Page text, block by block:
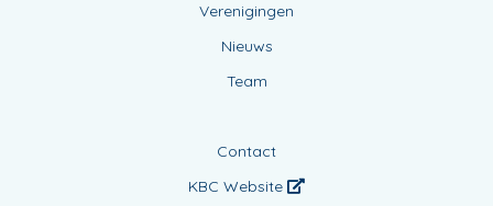
Verenigingen
Nieuws
Team
Contact
KBC Website